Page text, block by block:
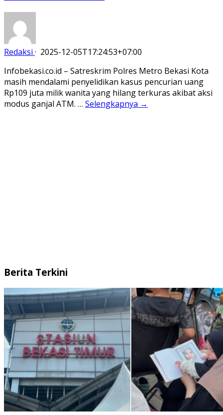
Redaksi · 2025-12-05T17:24:53+07:00
Infobekasi.co.id – Satreskrim Polres Metro Bekasi Kota
masih mendalami penyelidikan kasus pencurian uang
Rp109 juta milik wanita yang hilang terkuras akibat aksi
modus ganjal ATM. … Selengkapnya →
Berita Terkini